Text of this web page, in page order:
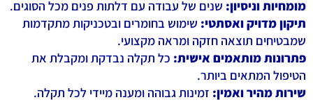
מומחיות וניסיון: שנים של עבודה עם דלתות פנים מכל הסוגים.
תיקון מדויק ואסתטי: שימוש בחומרים ובטכניקות מתקדמות
שמבטיחים תוצאה חזקה ומראה מקצועי.
פתרונות מותאמים אישית: כל תקלה נבדקת ומקבלת את
הטיפול המתאים ביותר.
שירות מהיר ואמין: זמינות גבוהה ומענה מיידי לכל תקלה.